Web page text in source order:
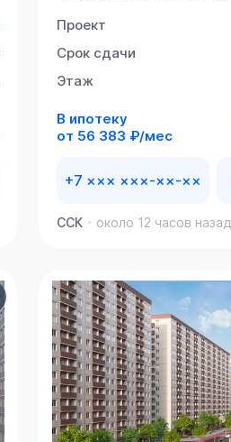
Проект
Срок сдачи
Этаж
В ипотеку
от 56 383 ₽/мес
+7 ××× ×××-××-××
ССК около 12 часов назад